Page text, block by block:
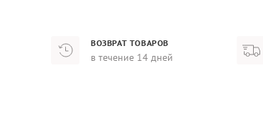
ВОЗВРАТ ТОВАРОВ
в течение 14 дней